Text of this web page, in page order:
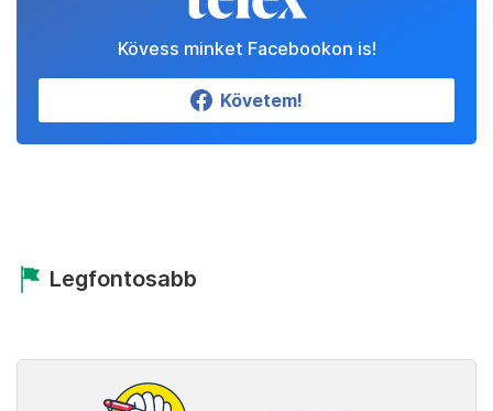
Kövess minket Facebookon is!
Követem!
Legfontosabb